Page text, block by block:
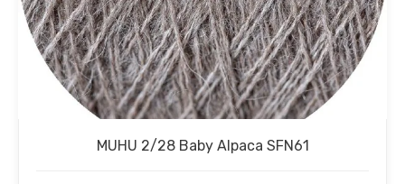
MUHU 2/28 Baby Alpaca SFN61